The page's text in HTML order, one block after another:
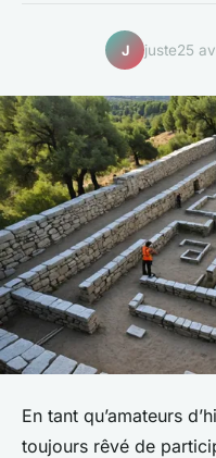
J juste25
En tant qu’amateurs
toujours rêvé de